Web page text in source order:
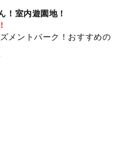
！室内遊園地！
メントパーク！おすすめの